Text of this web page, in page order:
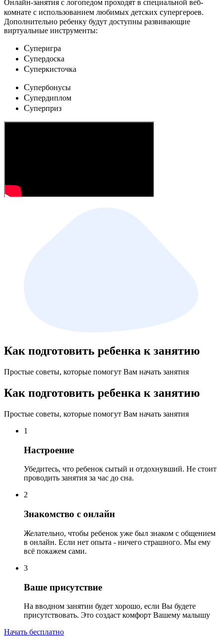
Онлайн-занятия с логопедом проходят в специальной веб-
комнате с использованием любимых детских cупергероев.
Дополнительно ребенку будут доступны развивающие
виртуальные инструменты:
Cуперигра
Cупердоска
Cуперкисточка
Cупербонусы
Cупердиплом
Cуперприз
Как подготовить ребенка к занятию
Простые советы, которые помогут Вам начать занятия
Как подготовить ребенка к занятию
Простые советы, которые помогут Вам начать занятия
1
Настроение
Убедитесь, что ребенок сытый и отдохнувший. Не стоит
проводить занятия за час до сна.
2
Знакомство с онлайн
Желательно, чтобы ребенок уже был знаком с общением
в онлайн. Если нет опыта - ничего страшного. Мы ему
всё покажем сами.
3
Ваше присутствие
На вводном занятии будет хорошо, если Вы будете
присутствовать. Это создаст комфорт Вашему малышу
Начать бесплатно